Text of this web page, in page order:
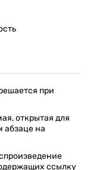
при
открытая для
абзаце на
ссылку